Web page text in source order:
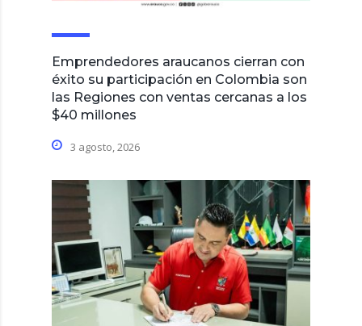
Emprendedores araucanos cierran con
éxito su participación en Colombia son
las Regiones con ventas cercanas a los
$40 millones
3 agosto, 2026